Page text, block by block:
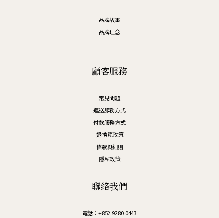
品牌故事
品牌理念
顧客服務
常見問題
運送服務方式
付款服務方式
退換貨政策
條款與細則
隱私政策
聯絡我們
電話：+852 9280 0443